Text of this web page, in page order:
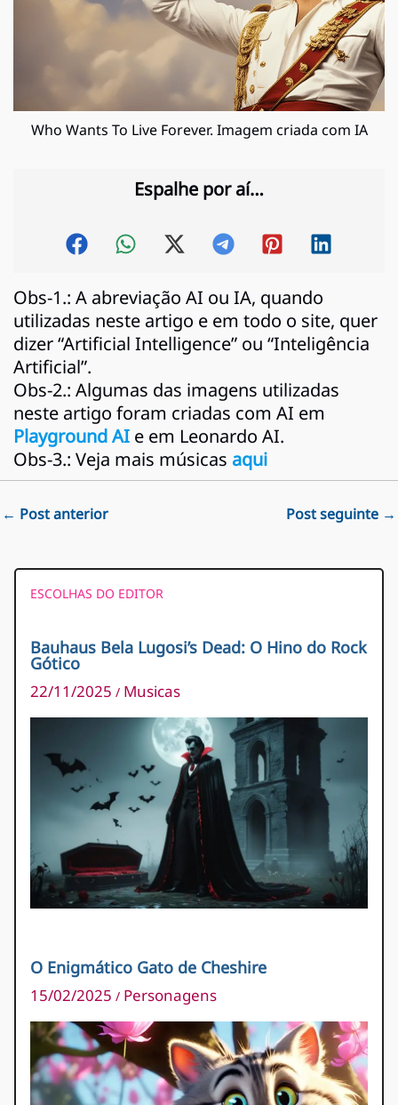
Who Wants To Live Forever. Imagem criada com IA
Espalhe por aí…
Obs-1.: A abreviação AI ou IA, quando
utilizadas neste artigo e em todo o site, quer
dizer “Artificial Intelligence” ou “Inteligência
Artificial”.
Obs-2.: Algumas das imagens utilizadas
neste artigo foram criadas com AI em
Playground AI e em Leonardo AI.
Obs-3.: Veja mais músicas aqui
← Post anterior Post seguinte →
ESCOLHAS DO EDITOR
Bauhaus Bela Lugosi’s Dead: O Hino do Rock
Gótico
22/11/2025 / Musicas
O Enigmático Gato de Cheshire
15/02/2025 / Personagens